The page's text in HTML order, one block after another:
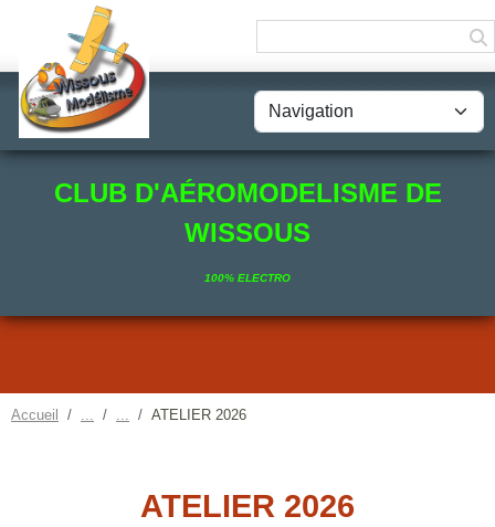
CLUB D'AÉROMODELISME DE
WISSOUS
100% ELECTRO
Accueil ATELIER 2026
ATELIER 2026
Panneau de gestion des cookies